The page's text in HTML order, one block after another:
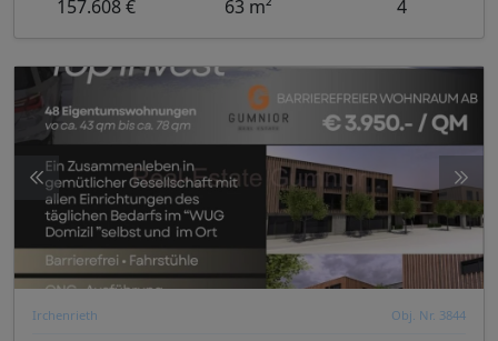
157.608 € 63 m² 4
Irchenrieth Obj. Nr. 3844